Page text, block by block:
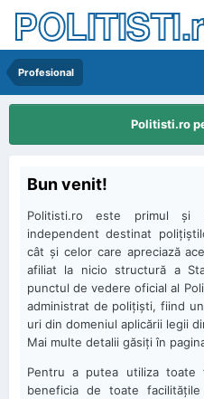
Profesional
Politisti.ro
Bun venit!
Politisti.ro este primul şi
independent destinat
cât şi celor care apreciază
afiliat la nicio structură a
punctul de vedere oficial al
administrat de poliţişti, fiind
uri din domeniul aplicării legii
Mai multe detalii găsiţi în
Pentru a putea utiliza
beneficia de toate